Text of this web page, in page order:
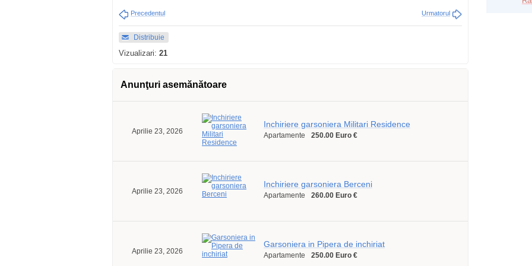
Precedentul Urmatorul
Distribuie
Vizualizari: 21
Anunţuri asemănătoare
Aprilie 23, 2026
Inchiriere garsoniera Militari Residence
Apartamente 250.00 Euro €
Aprilie 23, 2026
Inchiriere garsoniera Berceni
Apartamente 260.00 Euro €
Aprilie 23, 2026
Garsoniera in Pipera de inchiriat
Apartamente 250.00 Euro €